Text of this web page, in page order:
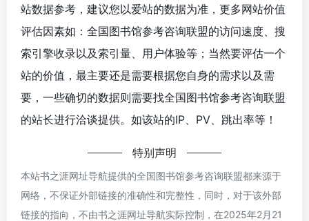
站数据参考，建议您以爱站的数据为准，更多网站价值
评估因素如：全国图书馆参考咨询联盟的访问速度、搜
索引擎收录以及索引量、用户体验等；当然要评估一个
站的价值，最主要还是需要根据您自身的需求以及需
要，一些确切的数据则需要找全国图书馆参考咨询联盟
的站长进行洽谈提供。如该站的IP、PV、跳出率等！
特别声明
本站书之涯网址导航提供的全国图书馆参考咨询联盟都来源于
网络，不保证外部链接的准确性和完整性，同时，对于该外部
链接的指向，不由书之涯网址导航实际控制，在2025年2月21